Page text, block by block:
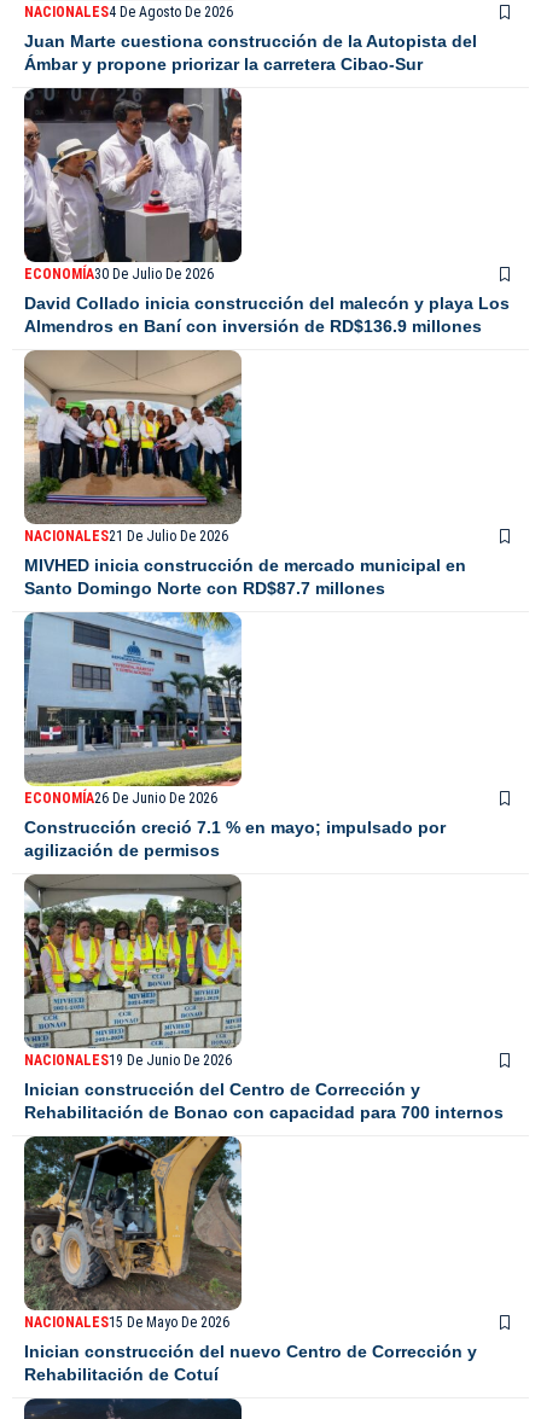
NACIONALES4 De Agosto De 2026
Juan Marte cuestiona construcción de la Autopista del
Ámbar y propone priorizar la carretera Cibao-Sur
ECONOMÍA30 De Julio De 2026
David Collado inicia construcción del malecón y playa Los
Almendros en Baní con inversión de RD$136.9 millones
NACIONALES21 De Julio De 2026
MIVHED inicia construcción de mercado municipal en
Santo Domingo Norte con RD$87.7 millones
ECONOMÍA26 De Junio De 2026
Construcción creció 7.1 % en mayo; impulsado por
agilización de permisos
NACIONALES19 De Junio De 2026
Inician construcción del Centro de Corrección y
Rehabilitación de Bonao con capacidad para 700 internos
NACIONALES15 De Mayo De 2026
Inician construcción del nuevo Centro de Corrección y
Rehabilitación de Cotuí